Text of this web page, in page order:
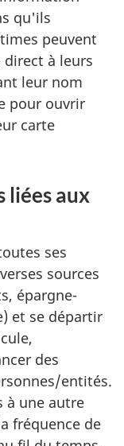
qu'ils
peuvent
direct à leurs
leur nom
pour ouvrir
carte
liées aux
ses
sources
épargne-
et se départir
des
entités.
à une autre
fréquence de